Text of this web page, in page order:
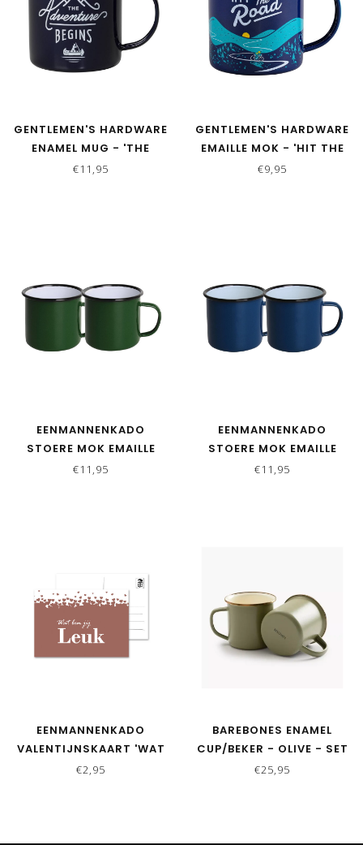
GENTLEMEN'S HARDWARE
ENAMEL MUG - 'THE
ADVENTURE BEGINS'
€11,95
GENTLEMEN'S HARDWARE
EMAILLE MOK - 'HIT THE
ROAD'
€9,95
EENMANNENKADO
STOERE MOK EMAILLE
GROEN - SET VAN 2
€11,95
EENMANNENKADO
STOERE MOK EMAILLE
BLAUW - SET VAN 2
€11,95
EENMANNENKADO
VALENTIJNSKAART 'WAT
BEN JIJ LEUK'
€2,95
BAREBONES ENAMEL
CUP/BEKER - OLIVE - SET
VAN 2
€25,95